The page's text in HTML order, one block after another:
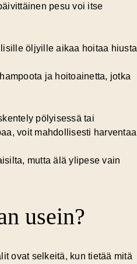
pesu voi itse
öljyille aikaa hoitaa hiusta
ja hoitoainetta, jotka
pölyisessä tai
voit mahdollisesti harventaa
mutta älä ylipese vain
usein?
ovat selkeitä, kun tietää mitä